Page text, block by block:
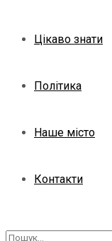
Цікаво знати
Політика
Наше місто
Контакти